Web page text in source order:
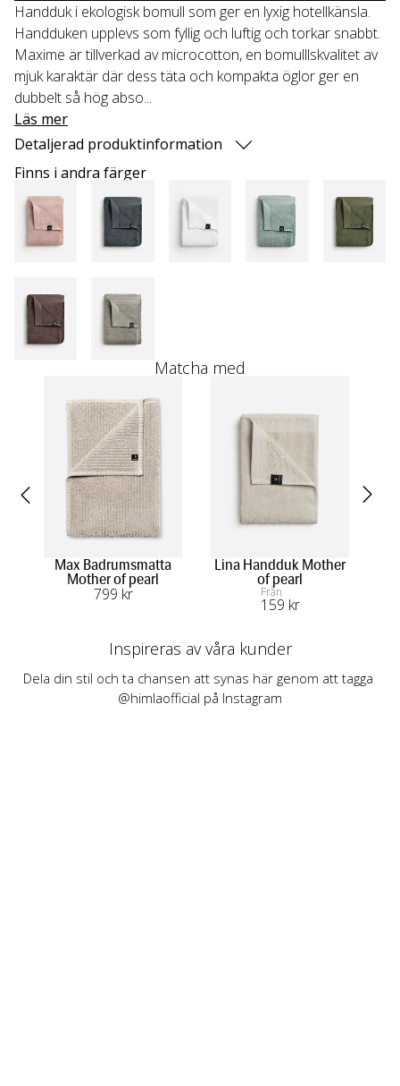
Handduk i ekologisk bomull som ger en lyxig hotellkänsla.
Handduken upplevs som fyllig och luftig och torkar snabbt.
Maxime är tillverkad av microcotton, en bomulllskvalitet av
mjuk karaktär där dess täta och kompakta öglor ger en
dubbelt så hög abso...
Läs mer
Detaljerad produktinformation
Finns i andra färger
Matcha med
Max Badrumsmatta
Mother of pearl
799 kr
Lina Handduk Mother
of pearl
Från
159 kr
Inspireras av våra kunder
Dela din stil och ta chansen att synas här genom att tagga
@himlaofficial på Instagram